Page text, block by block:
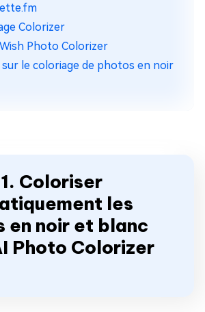
Colorizer
Photo Colorizer
sur le coloriage de photos en noir
Coloriser
les
en noir et blanc
Photo Colorizer